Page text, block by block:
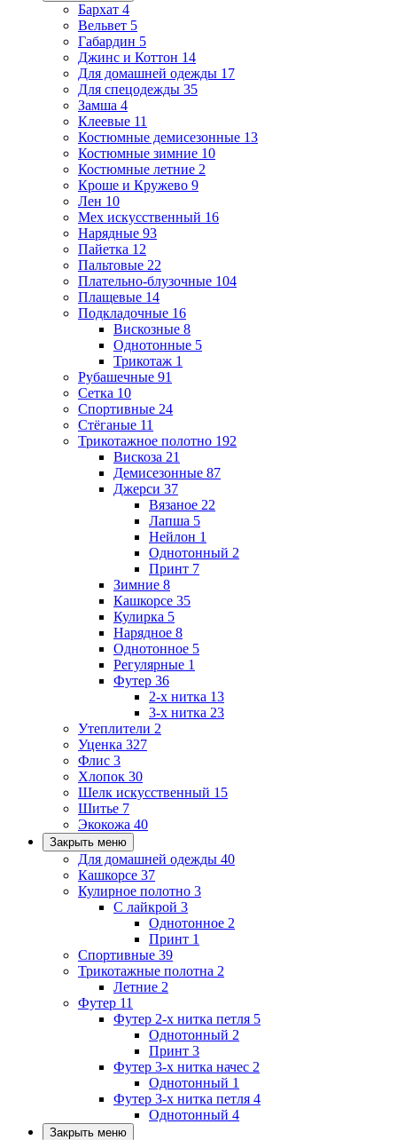
Бархат 4
Вельвет 5
Габардин 5
Джинс и Коттон 14
Для домашней одежды 17
Для спецодежды 35
Замша 4
Клеевые 11
Костюмные демисезонные 13
Костюмные зимние 10
Костюмные летние 2
Кроше и Кружево 9
Лен 10
Мех искусственный 16
Нарядные 93
Пайетка 12
Пальтовые 22
Плательно-блузочные 104
Плащевые 14
Подкладочные 16
Вискозные 8
Однотонные 5
Трикотаж 1
Рубашечные 91
Сетка 10
Спортивные 24
Стёганые 11
Трикотажное полотно 192
Вискоза 21
Демисезонные 87
Джерси 37
Вязаное 22
Лапша 5
Нейлон 1
Однотонный 2
Принт 7
Зимние 8
Кашкорсе 35
Кулирка 5
Нарядное 8
Однотонное 5
Регулярные 1
Футер 36
2-х нитка 13
3-х нитка 23
Утеплители 2
Уценка 327
Флис 3
Хлопок 30
Шелк искусственный 15
Шитье 7
Экокожа 40
Закрыть меню
Для домашней одежды 40
Кашкорсе 37
Кулирное полотно 3
С лайкрой 3
Однотонное 2
Принт 1
Спортивные 39
Трикотажные полотна 2
Летние 2
Футер 11
Футер 2-х нитка петля 5
Однотонный 2
Принт 3
Футер 3-х нитка начес 2
Однотонный 1
Футер 3-х нитка петля 4
Однотонный 4
Закрыть меню